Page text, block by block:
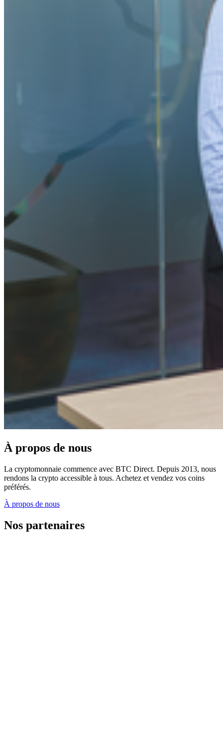
À propos de nous
La cryptomonnaie commence avec BTC Direct. Depuis 2013, nous
rendons la crypto accessible à tous. Achetez et vendez vos coins
préférés.
À propos de nous
Nos partenaires